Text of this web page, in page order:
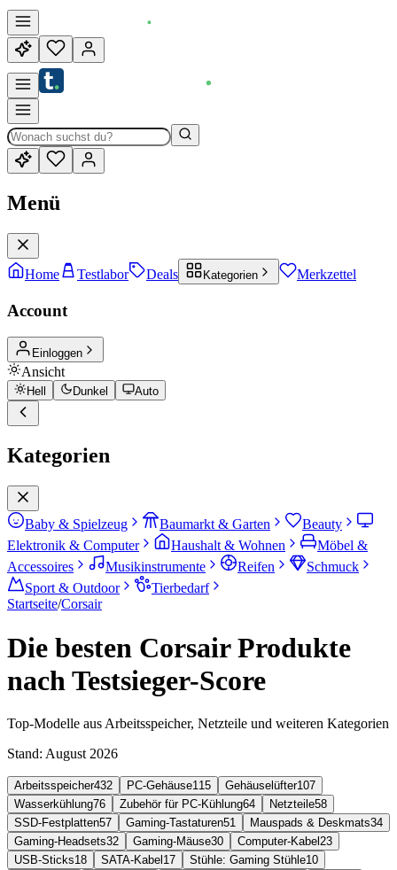
Menü
Home Testlabor Deals Kategorien Merkzettel
Account
Einloggen
Ansicht
Hell Dunkel Auto
Kategorien
Baby & Spielzeug Baumarkt & Garten
Beauty
Elektronik & Computer
Haushalt & Wohnen
Möbel &
Accessoires
Musikinstrumente Reifen
Schmuck
Sport & Outdoor
Tierbedarf
Startseite/Corsair
Die besten Corsair Produkte
nach Testsieger-Score
Top-Modelle aus Arbeitsspeicher, Netzteile und weiteren Kategorien
Stand: August 2026
Arbeitsspeicher432 PC-Gehäuse115 Gehäuselüfter107
Wasserkühlung76 Zubehör für PC-Kühlung64 Netzteile58
SSD-Festplatten57 Gaming-Tastaturen51 Mauspads & Deskmats34
Gaming-Headsets32 Gaming-Mäuse30 Computer-Kabel 23
USB-Sticks18 SATA-Kabel 17 Stühle: Gaming Stühle10